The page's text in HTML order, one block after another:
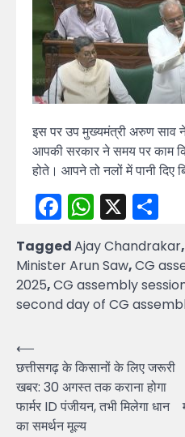
इस पर उप मुख्यमंत्री अरुण साव
आपकी सरकार ने समय पर काम
होते। आपने तो नलों में पानी दिए
Facebook
X
TaggedAjay Chandrakar,
Minister Arun Saw,CG
2025,CG assembly
second day of CG
Post
navigation
⟵
छत्तीसगढ़ के किसानों के लिए जरूरी
खबर: 30 अगस्त तक कराना होगा
फार्मर ID पंजीयन, तभी मिलेगा धान
का समर्थन मूल्य